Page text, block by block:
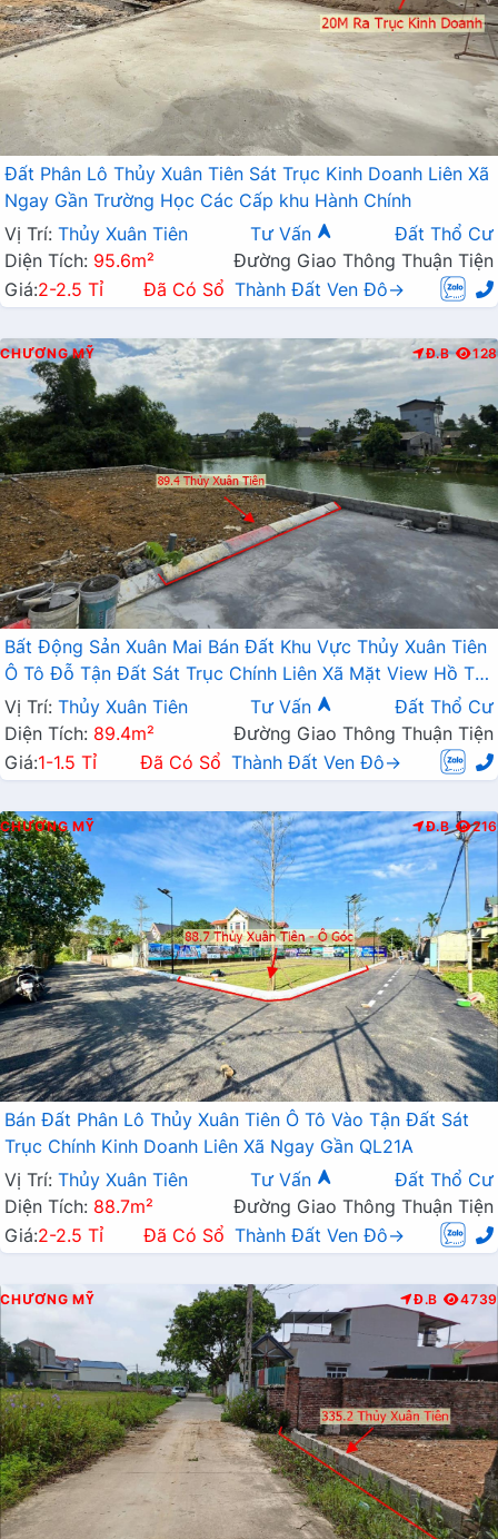
Đất Phân Lô Thủy Xuân Tiên Sát Trục Kinh Doanh Liên Xã
Ngay Gần Trường Học Các Cấp khu Hành Chính
Vị Trí: Thủy Xuân Tiên Tư Vấn
Đất Thổ Cư
Diện Tích: 95.6m²
Đường Giao Thông Thuận Tiện
Giá:2-2.5 Tỉ Đã Có Sổ Thành Đất Ven Đô→
CHƯƠNG MỸ Đ.B 128
Bất Động Sản Xuân Mai Bán Đất Khu Vực Thủy Xuân Tiên
Ô Tô Đỗ Tận Đất Sát Trục Chính Liên Xã Mặt View Hồ Tự
Nhiên Thoáng Mát
Vị Trí: Thủy Xuân Tiên Tư Vấn
Đất Thổ Cư
Diện Tích: 89.4m²
Đường Giao Thông Thuận Tiện
Giá:1-1.5 Tỉ Đã Có Sổ Thành Đất Ven Đô→
CHƯƠNG MỸ Đ.B 216
Bán Đất Phân Lô Thủy Xuân Tiên Ô Tô Vào Tận Đất Sát
Trục Chính Kinh Doanh Liên Xã Ngay Gần QL21A
Vị Trí: Thủy Xuân Tiên Tư Vấn
Đất Thổ Cư
Diện Tích: 88.7m²
Đường Giao Thông Thuận Tiện
Giá:2-2.5 Tỉ Đã Có Sổ Thành Đất Ven Đô→
CHƯƠNG MỸ Đ.B 4739